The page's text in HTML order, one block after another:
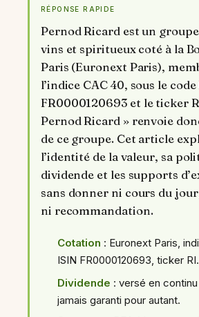
RÉPONSE RAPIDE
Pernod Ricard est un
vins et spiritueux coté à la
Paris (Euronext Paris),
l’indice CAC 40, sous le
FR0000120693 et le ticker
Pernod Ricard » renvoie
de ce groupe. Cet article
l’identité de la valeur, sa
dividende et les supports
sans donner ni cours du
ni recommandation.
Cotation : Euronext Paris,
ISIN FR0000120693, ticker RI.
Dividende : versé en continu
jamais garanti pour autant.